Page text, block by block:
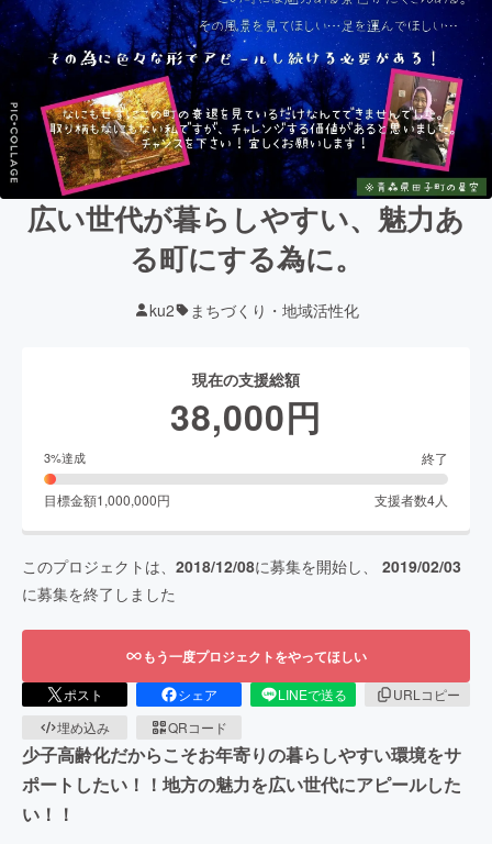
広い世代が暮らしやすい、魅力あ
る町にする為に。
ku2 まちづくり・地域活性化
現在の支援総額
38,000円
3%達成 終了
目標金額1,000,000円 支援者数4人
このプロジェクトは、 2018/12/08に募集を開始し、 2019/02/03
に募集を終了しました
もう一度プロジェクトをやってほしい
ポスト シェア LINEで送る
URLコピー
埋め込み
QRコード
少子高齢化だからこそお年寄りの暮らしやすい環境をサ
ポートしたい！！地方の魅力を広い世代にアピールした
い！！